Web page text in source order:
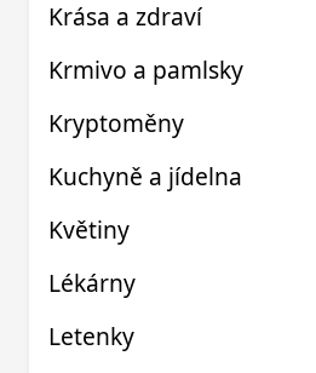
Krása a zdraví
Krmivo a pamlsky
Kryptoměny
Kuchyně a jídelna
Květiny
Lékárny
Letenky